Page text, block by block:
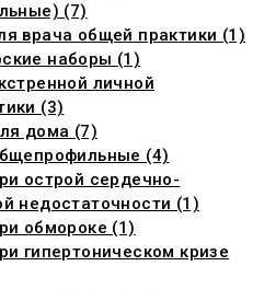
(7)
врача общей практики (1)
наборы (1)
личной
(3)
дома (7)
(4)
острой сердечно-
недостаточности (1)
обмороке (1)
гипертоническом кризе